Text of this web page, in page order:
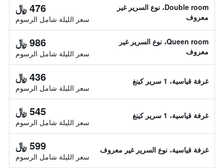
Double room، نوع السرير غير
معروف
476 ﷼
سعر الليلة شامل الرسوم
Queen room، نوع السرير غير
معروف
986 ﷼
سعر الليلة شامل الرسوم
غرفة قياسية، 1 سرير كينغ 436 ﷼
سعر الليلة شامل الرسوم
غرفة قياسية، 1 سرير كينغ 545 ﷼
سعر الليلة شامل الرسوم
غرفة قياسية، نوع السرير غير معروف 599 ﷼
سعر الليلة شامل الرسوم